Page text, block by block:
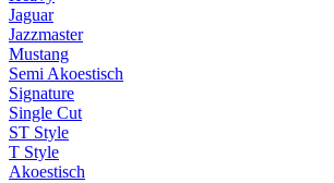
Jaguar
Jazzmaster
Mustang
Semi Akoestisch
Signature
Single Cut
ST Style
T Style
Akoestisch